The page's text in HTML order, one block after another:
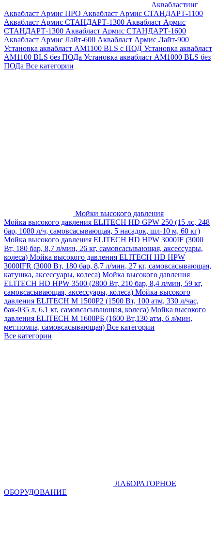
Аквабластинг
Аквабласт Армис ПРО Аквабласт Армис СТАНДАРТ-1100
Аквабласт Армис СТАНДАРТ-1300 Аквабласт Армис
СТАНДАРТ-1300 Аквабласт Армис СТАНДАРТ-1600
Аквабласт Армис Лайт-600 Аквабласт Армис Лайт-900
Установка аквабласт AM1100 BLS с ПОД Установка аквабласт
AM1100 BLS без ПОДа Установка аквабласт AM1000 BLS без
ПОДа Все категории
Мойки высокого давления
Мойка высокого давления ELITECH HD GPW 250 (15 лс, 248
бар, 1080 л/ч, самовсасывающая, 5 насадок, шл-10 м, 60 кг)
Мойка высокого давления ELITECH HD HPW 3000IF (3000
Вт, 180 бар, 8,7 л/мин, 26 кг, самовсасывающая, аксессуары,
колеса) Мойка высокого давления ELITECH HD HPW
3000IFR (3000 Вт, 180 бар, 8,7 л/мин, 27 кг, самовсасывающая,
катушка, аксессуары, колеса) Мойка высокого давления
ELITECH HD HPW 3500 (2800 Вт, 210 бар, 8,4 л/мин, 59 кг,
самовсасывающая, аксессуары, колеса) Мойка высокого
давления ELITECH M 1500P2 (1500 Вт, 100 атм, 330 л/час,
бак-035 л, 6.1 кг, самовсасывающая, колеса) Мойка высокого
давления ELITECH М 1600РБ (1600 Вт,130 атм, 6 л/мин,
мет.помпа, самовсасывающая) Все категории
Все категории
ЛАБОРАТОРНОЕ
ОБОРУДОВАНИЕ